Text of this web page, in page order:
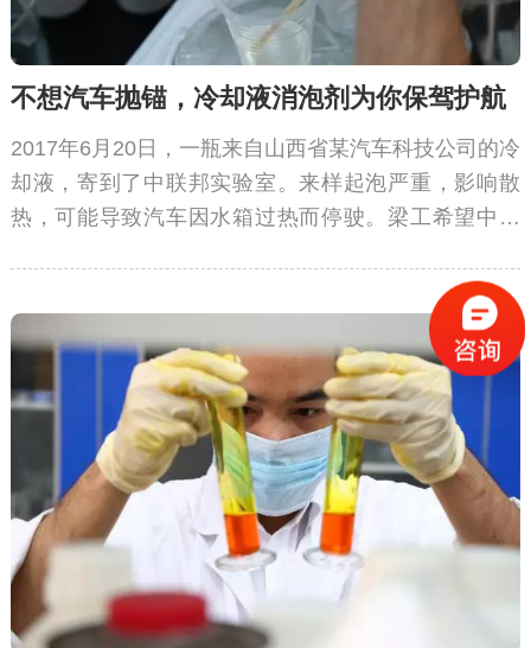
不想汽车抛锚，冷却液消泡剂为你保驾护航
2017年6月20日，一瓶来自山西省某汽车科技公司的冷
却液，寄到了中联邦实验室。来样起泡严重，影响散
热，可能导致汽车因水箱过热而停驶。梁工希望中联